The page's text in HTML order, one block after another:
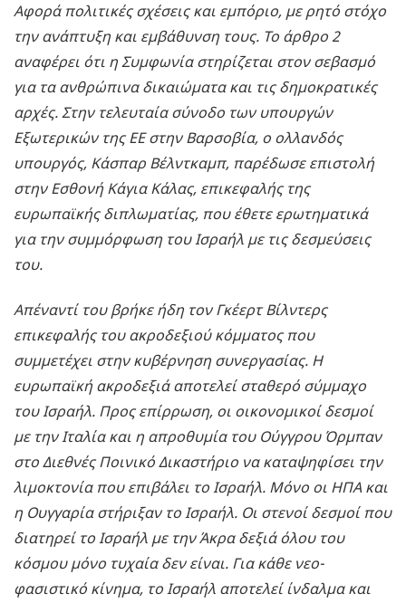
Αφορά πολιτικές σχέσεις και εμπόριο, με ρητό στόχο
την ανάπτυξη και εμβάθυνση τους. Το άρθρο 2
αναφέρει ότι η Συμφωνία στηρίζεται στον σεβασμό
για τα ανθρώπινα δικαιώματα και τις δημοκρατικές
αρχές. Στην τελευταία σύνοδο των υπουργών
Εξωτερικών της ΕΕ στην Βαρσοβία, ο ολλανδός
υπουργός, Κάσπαρ Βέλντκαμπ, παρέδωσε επιστολή
στην Εσθονή Κάγια Κάλας, επικεφαλής της
ευρωπαϊκής διπλωματίας, που έθετε ερωτηματικά
για την συμμόρφωση του Ισραήλ με τις δεσμεύσεις
του.
Απέναντί του βρήκε ήδη τον Γκέερτ Βίλντερς
επικεφαλής του ακροδεξιού κόμματος που
συμμετέχει στην κυβέρνηση συνεργασίας. Η
ευρωπαϊκή ακροδεξιά αποτελεί σταθερό σύμμαχο
του Ισραήλ. Προς επίρρωση, οι οικονομικοί δεσμοί
με την Ιταλία και η απροθυμία του Ούγγρου Όρμπαν
στο Διεθνές Ποινικό Δικαστήριο να καταψηφίσει την
λιμοκτονία που επιβάλει το Ισραήλ. Μόνο οι ΗΠΑ και
η Ουγγαρία στήριξαν το Ισραήλ. Οι στενοί δεσμοί που
διατηρεί το Ισραήλ με την Άκρα δεξιά όλου του
κόσμου μόνο τυχαία δεν είναι. Για κάθε νεο-
φασιστικό κίνημα, το Ισραήλ αποτελεί ίνδαλμα και